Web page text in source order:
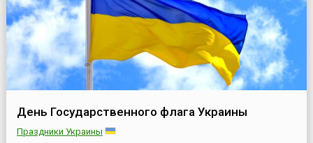
2008-м преобразовано в На...
День Государственного флага Украины
Праздники Украины